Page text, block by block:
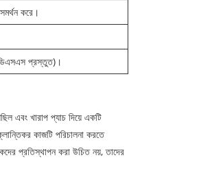
করে।
ডিএসএস প্রস্তুত)।
এবং খারাপ প্যাচ দিয়ে একটি
কাজটি পরিচালনা করতে
প্রতিস্থাপন করা উচিত নয়, তাদের